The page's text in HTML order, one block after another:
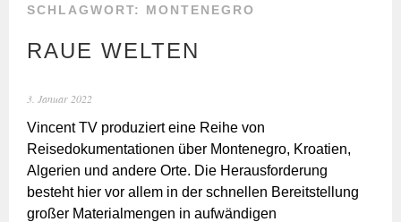
SCHLAGWORT: MONTENEGRO
RAUE WELTEN
3. Januar 2022
Vincent TV produziert eine Reihe von
Reisedokumentationen über Montenegro, Kroatien,
Algerien und andere Orte. Die Herausforderung
besteht hier vor allem in der schnellen Bereitstellung
großer Materialmengen in aufwändigen